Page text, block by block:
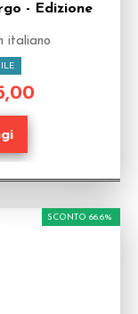
- Edizione
italiano
SCONTO 66.6%